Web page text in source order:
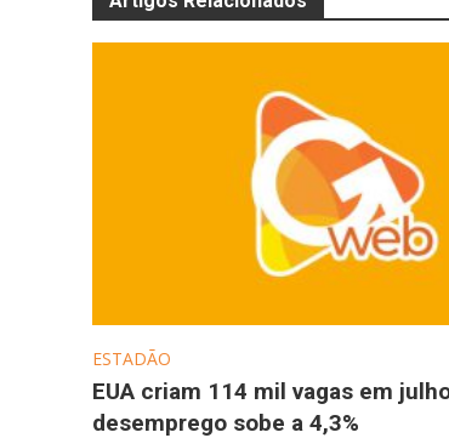
ESTADÃO
EUA criam 114 mil vagas em
desemprego sobe a 4,3%